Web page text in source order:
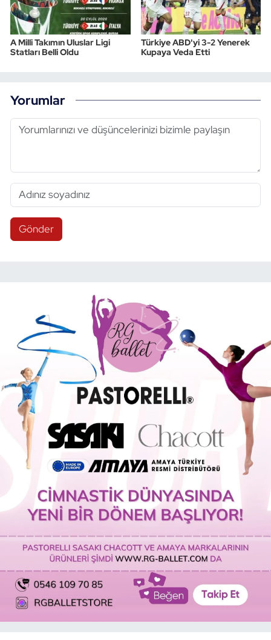
A Milli Takımın Uluslar Ligi
Statları Belli Oldu
Türkiye ABD'yi 3-2 Yenerek
Kupaya Veda Etti
Yorumlar
Gönder